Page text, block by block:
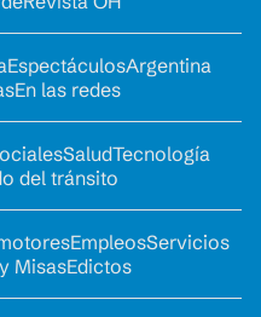
EspectáculosArgentina
En las redes
SaludTecnología
del tránsito
EmpleosServicios
MisasEdictos